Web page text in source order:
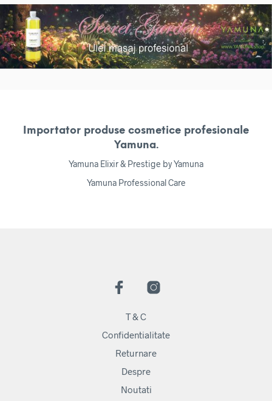
Importator produse cosmetice profesionale
Yamuna.
Yamuna Elixir & Prestige by Yamuna
Yamuna Professional Care
T & C
Confidentialitate
Returnare
Despre
Noutati